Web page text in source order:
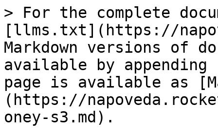
> For the complete
[llms.txt](https://
Markdown versions of
available by
page is available as
(https://
oney-s3.md).